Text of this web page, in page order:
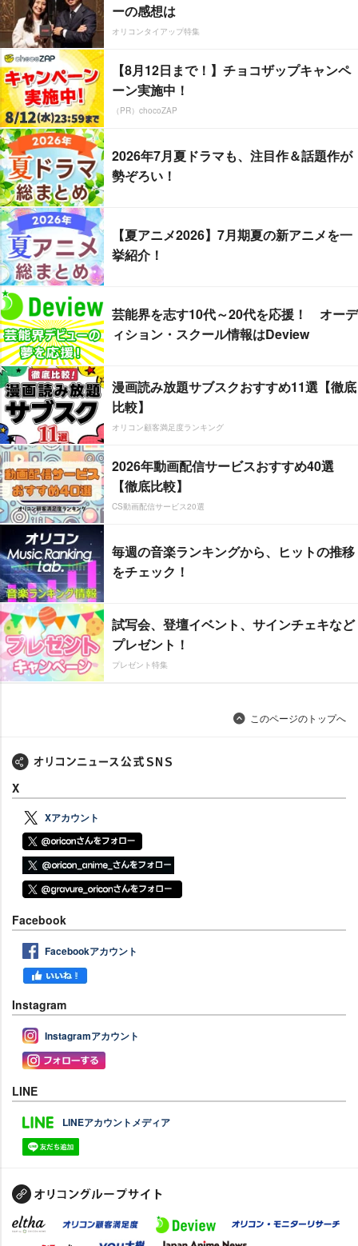
ーの感想は
オリコンタイアップ特集
【8月12日まで！】チョコザップキャンペ
ーン実施中！
（PR）chocoZAP
2026年7月夏ドラマも、注目作＆話題作が
勢ぞろい！
【夏アニメ2026】7月期夏の新アニメを一
挙紹介！
芸能界を志す10代～20代を応援！ オーデ
ィション・スクール情報はDeview
漫画読み放題サブスクおすすめ11選【徹底
比較】
オリコン顧客満足度ランキング
2026年動画配信サービスおすすめ40選
【徹底比較】
CS動画配信サービス20選
毎週の音楽ランキングから、ヒットの推移
をチェック！
試写会、登壇イベント、サインチェキなど
プレゼント！
プレゼント特集
このページのトップへ
X
Xアカウント
Facebook
Facebookアカウント
Instagram
Instagramアカウント
LINE
LINEアカウントメディア